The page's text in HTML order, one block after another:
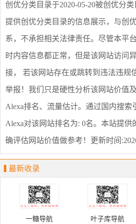
创优分类目录于2020-05-20被创优分
提供创优分类目录的信息展示，与创
系，不承担相关法律责任。尽管本平
时内容信息都正常，但是该网站访问
接， 若该网站存在或跳转到违法违规
举报 ！我们只是硬性分析该网站价值
Alexa排名、流量估计。通过国内搜索
Alexa对该网站排名为: 0名。本站提供
确评估网站价值做参考！ 更新时间
最新收录
一糖导航 叶子库导航